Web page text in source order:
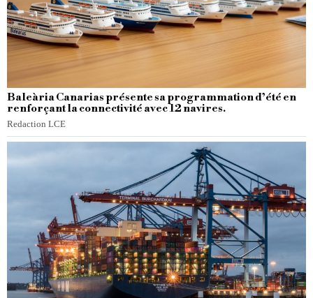
Baleària Canarias présente sa programmation d’été en
renforçant la connectivité avec 12 navires.
Redaction LCE